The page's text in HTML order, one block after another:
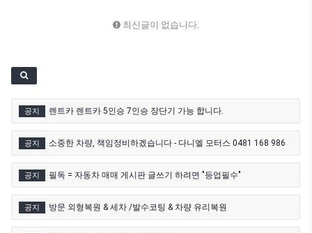
최신글이 없습니다.
공지 렌트카 렌트카 5인승 7인승 장단기 가능 합니다.
공지 소중한 차량, 책임정비하겠습니다 - 다니엘 모터스 0481 168 986
공지 필독 = 자동차 매매 게시판 글쓰기 하려면 "등업필수"
공지 방문 외형복원 & 세차 /발수코팅 & 차량 유리복원